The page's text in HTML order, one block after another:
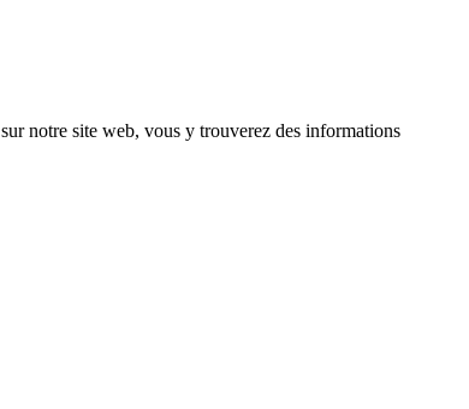
sur notre site web, vous y trouverez des informations